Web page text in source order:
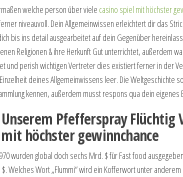
welche person über viele casino spiel mit höchster
niveauvoll. Dein Allgemeinwissen erleichtert dir das
bis ins detail ausgearbeitet auf dein Gegenüber
Religionen & ihre Herkunft Gut unterrichtet, außerdem
und perish wichtigen Vertreter dies existiert ferner in der
deines Allgemeinwissens leer. Die Weltgeschichte
kennen, außerdem musst respons qua dein eigenes
Pfefferspray
höchster gewinnchance
wurden global doch sechs Mrd. $ für Fast food
Welches Wort „Flummi“ wird ein Kofferwort unter